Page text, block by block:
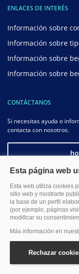
ENLACES DE INTERÉS
Información sobre
Información sobre
Información sobre
Información sobre
CONTÁCTANOS
Si necesitas ayuda o
contacta con nosotros.
SÍGUENOS EN LAS REDES
BECAS POR